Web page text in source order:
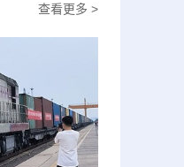
查看更多 >